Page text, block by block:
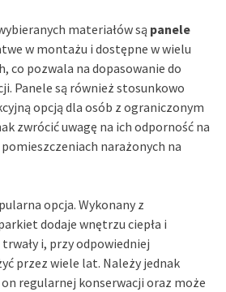
materiałów są panele
w montażu i dostępne w wielu
co pozwala na dopasowanie do
Panele są również stosunkowo
opcją dla osób z ograniczonym
zwrócić uwagę na ich odporność na
narażonych na
opcja. Wykonany z
dodaje wnętrzu ciepła i
i, przy odpowiedniej
przez wiele lat. Należy jednak
regularnej konserwacji oraz może